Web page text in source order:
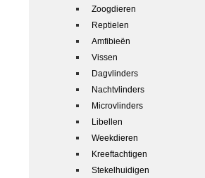
Zoogdieren
Reptielen
Amfibieën
Vissen
Dagvlinders
Nachtvlinders
Microvlinders
Libellen
Weekdieren
Kreeftachtigen
Stekelhuidigen